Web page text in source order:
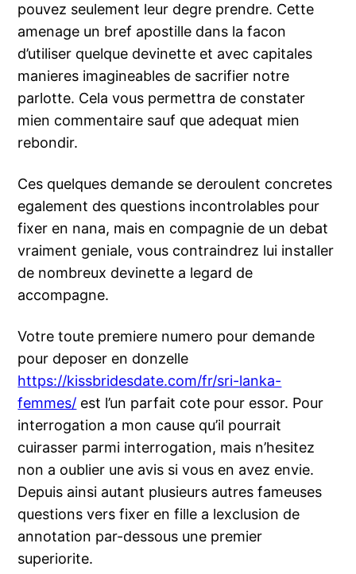
pouvez seulement leur degre prendre. Cette
amenage un bref apostille dans la facon
d’utiliser quelque devinette et avec capitales
manieres imagineables de sacrifier notre
parlotte. Cela vous permettra de constater
mien commentaire sauf que adequat mien
rebondir.
Ces quelques demande se deroulent concretes
egalement des questions incontrolables pour
fixer en nana, mais en compagnie de un debat
vraiment geniale, vous contraindrez lui installer
de nombreux devinette a legard de
accompagne.
Votre toute premiere numero pour demande
pour deposer en donzelle
https://kissbridesdate.com/fr/sri-lanka-
femmes/ est l’un parfait cote pour essor. Pour
interrogation a mon cause qu’il pourrait
cuirasser parmi interrogation, mais n’hesitez
non a oublier une avis si vous en avez envie.
Depuis ainsi autant plusieurs autres fameuses
questions vers fixer en fille a lexclusion de
annotation par-dessous une premier
superiorite.